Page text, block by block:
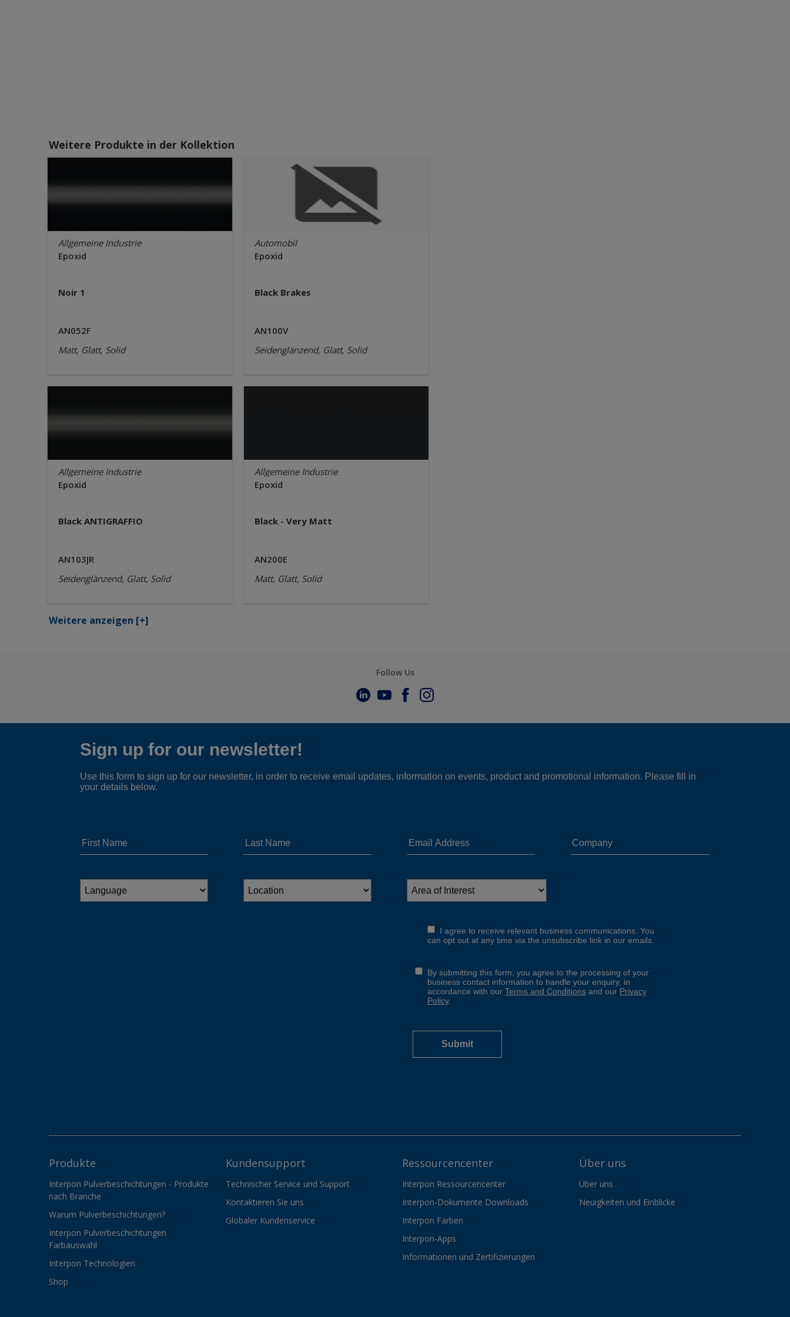
Weitere Produkte in der Kollektion
Allgemeine Industrie
Epoxid
Noir 1
AN052F
Matt, Glatt, Solid
Automobil
Epoxid
Black Brakes
AN100V
Seidenglänzend, Glatt, Solid
Allgemeine Industrie
Epoxid
Black ANTIGRAFFIO
AN103JR
Seidenglänzend, Glatt, Solid
Allgemeine Industrie
Epoxid
Black - Very Matt
AN200E
Matt, Glatt, Solid
Weitere anzeigen [+]
Follow Us
Produkte
Interpon Pulverbeschichtungen - Produkte
nach Branche
Warum Pulverbeschichtungen?
Interpon Pulverbeschichtungen
Farbauswahl
Interpon Technologien
Shop
Kundensupport
Technischer Service und Support
Kontaktieren Sie uns
Globaler Kundenservice
Ressourcencenter
Interpon Ressourcencenter
Interpon-Dokumente Downloads
Interpon Farben
Interpon-Apps
Informationen und Zertifizierungen
Über uns
Über uns
Neuigkeiten und Einblicke